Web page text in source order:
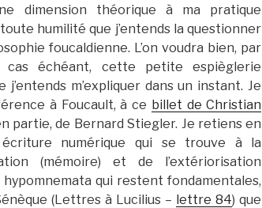
dimension théorique à ma pratique
humilité que j’entends la questionner
foucaldienne. L’on voudra bien, par
cas échéant, cette petite espièglerie
j’entends m’expliquer dans un instant. Je
à Foucault, à ce billet de Christian
partie, de Bernard Stiegler. Je retiens en
écriture numérique qui se trouve à la
(mémoire) et de l’extériorisation
hypomnemata qui restent fondamentales,
(Lettres à Lucilius – lettre 84) que